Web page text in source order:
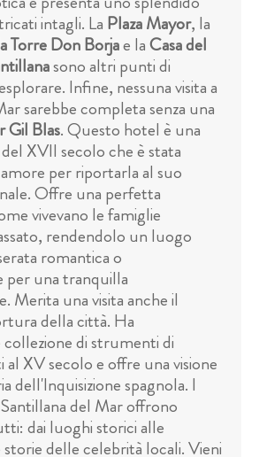
intagli. La Plaza Mayor, la
Torre Don Borjae laCasa del
sono altri punti di
Infine, nessuna visita a
sarebbe completa senza una
Gil Blas. Questo hotel è una
XVII secolo che è stata
per riportarla al suo
Offre una perfetta
vivevano le famiglie
rendendolo un luogo
romantica o
per una tranquilla
Merita una visita anche il
della città. Ha
di strumenti di
XV secolo e offre una visione
dell'Inquisizione spagnola. I
del Mar offrono
dai luoghi storici alle
delle celebrità locali. Vieni